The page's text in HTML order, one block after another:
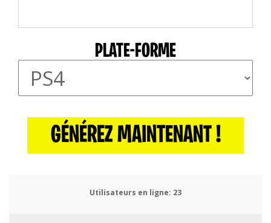
PLATE-FORME
GÉNÉREZ MAINTENANT !
Utilisateurs en ligne: 26